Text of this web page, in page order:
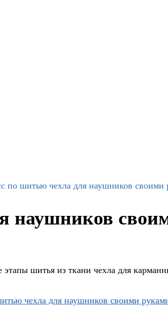
по шитью чехла для наушников своими
наушников
шитья из ткани чехла для